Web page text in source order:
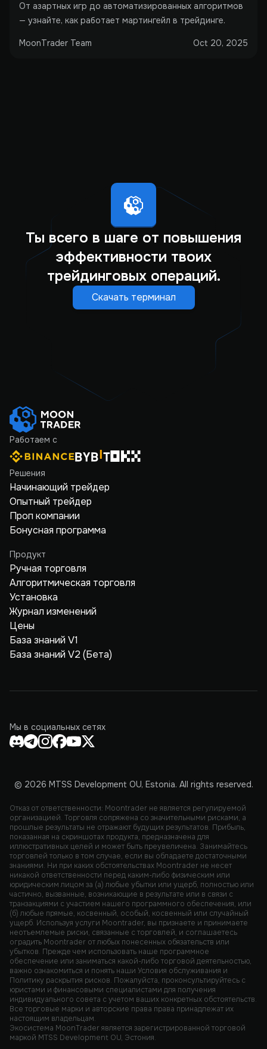
От азартных игр до автоматизированных алгоритмов
— узнайте, как работает мартингейл в трейдинге.
MoonTrader Team Oct 20, 2025
Ты всего в шаге от повышения
эффективности твоих
трейдинговых операций.
Скачать терминал
Работаем с
Решения
Начинающий трейдер
Опытный трейдер
Проп компании
Бонусная программа
Продукт
Ручная торговля
Алгоритмическая торговля
Установка
Журнал изменений
Цены
База знаний V1
База знаний V2 (Бета)
Мы в социальных сетях
© 2026 MTSS Development OU, Estonia. All rights reserved.
Отказ от ответственности: Moontrader не является регулируемой
организацией. Торговля сопряжена со значительными рисками, а
прошлые результаты не отражают будущих результатов. Прибыль,
показанная на скриншотах продукта, предназначена для
иллюстративных целей и может быть преувеличена. Занимайтесь
торговлей только в том случае, если вы обладаете достаточными
знаниями. Ни при каких обстоятельствах Moontrader не несет
никакой ответственности перед каким-либо физическим или
юридическим лицом за (а) любые убытки или ущерб, полностью или
частично, вызванные, возникающие в результате или в связи с
транзакциями с участием нашего программного обеспечения, или
(б) любые прямые, косвенный, особый, косвенный или случайный
ущерб. Используя услуги Moontrader, вы признаете и принимаете
неотъемлемые риски, связанные с торговлей, и соглашаетесь
оградить Moontrader от любых понесенных обязательств или
убытков. Прежде чем использовать наше программное
обеспечение или заниматься какой-либо торговой деятельностью,
важно ознакомиться и понять наши Условия обслуживания и
Политику раскрытия рисков. Пожалуйста, проконсультируйтесь с
юристами и финансовыми специалистами для получения
индивидуального совета с учетом ваших конкретных обстоятельств.
Все торговые марки и авторские права права принадлежат их
настоящим владельцам.
Экосистема MoonTrader является зарегистрированной торговой
маркой MTSS Development OU, Эстония.